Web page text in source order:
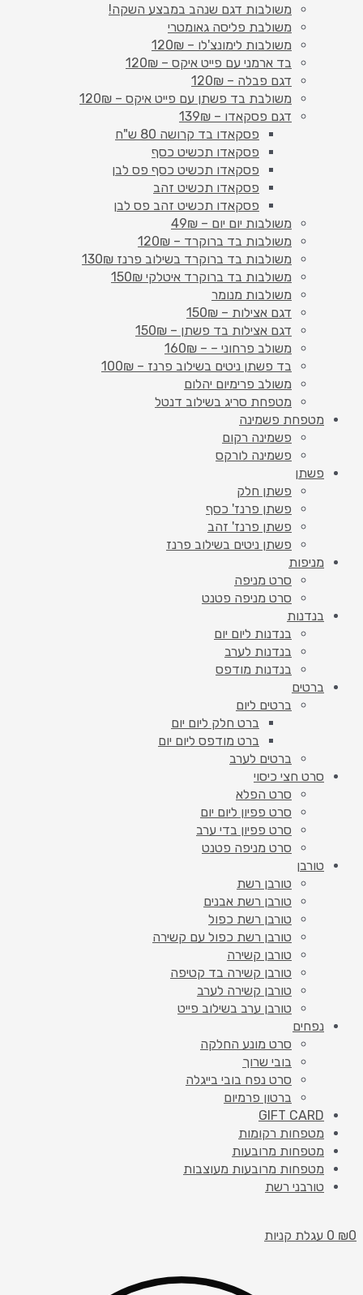
משולבות דגם שנהב במבצע השקה!
משולבת פליסה גאומטרי
משולבות לימונצ'לו – 120₪
בד ארמני עם פייט איקס – 120₪
דגם פבלה – 120₪
משולבת בד פשתן עם פייט איקס – 120₪
דגם פסקאדו – 139₪
פסקאדו בד קרושה 80 ש"ח
פסקאדו תכשיט כסף
פסקאדו תכשיט כסף פס לבן
פסקאדו תכשיט זהב
פסקאדו תכשיט זהב פס לבן
משולבות יום יום – 49₪
משולבות בד ברוקרד – 120₪
משולבות בד ברוקרד בשילוב פרנז 130₪
משולבות בד ברוקרד איטלקי 150₪
משולבות מנומר
דגם אצילות – 150₪
דגם אצילות בד פשתן – 150₪
משולב פרחוני – – 160₪
בד פשתן ניטים בשילוב פרנז – 100₪
משולב פרימיום יהלום
מטפחת סריג בשילוב דנטל
מטפחת פשמינה
פשמינה רקום
פשמינה לורקס
פשתן
פשתן חלק
פשתן פרנז' כסף
פשתן פרנז' זהב
פשתן ניטים בשילוב פרנז
מניפות
סרט מניפה
סרט מניפה פטנט
בנדנות
בנדנות ליום יום
בנדנות לערב
בנדנות מודפס
ברטים
ברטים ליום
ברט חלק ליום יום
ברט מודפס ליום יום
ברטים לערב
סרט חצי כיסוי
סרט הפלא
סרט פפיון ליום יום
סרט פפיון בדי ערב
סרט מניפה פטנט
טורבן
טורבן רשת
טורבן רשת אבנים
טורבן רשת כפול
טורבן רשת כפול עם קשירה
טורבן קשירה
טורבן קשירה בד קטיפה
טורבן קשירה לערב
טורבן ערב בשילוב פייט
נפחים
סרט מונע החלקה
בובי שרוך
סרט נפח בובי בייגלה
ברטון פרמיום
GIFT CARD
מטפחות רקומות
מטפחות מרובעות
מטפחות מרובעות מעוצבות
טורבני רשת
₪0
0 עגלת קניות